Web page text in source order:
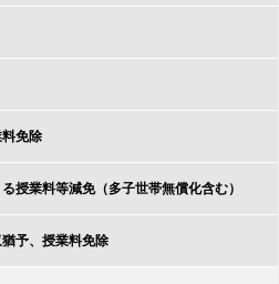
免除
授業料等減免（多子世帯無償化含む）
予、授業料免除